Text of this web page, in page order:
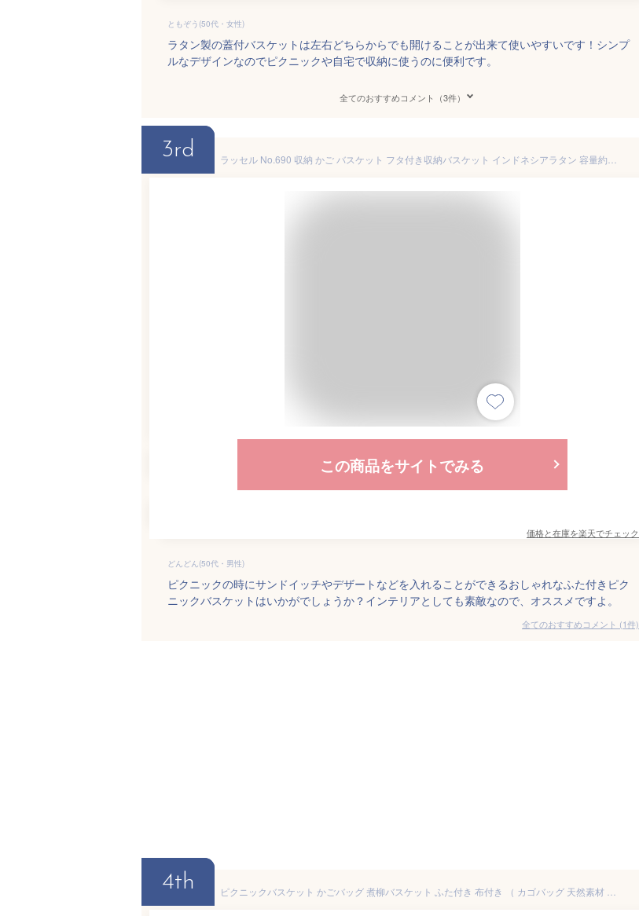
ともぞう(50代・女性)
ラタン製の蓋付バスケットは左右どちらからでも開けることが出来て使いやすいです！シンプ
ルなデザインなのでピクニックや自宅で収納に使うのに便利です。
全てのおすすめコメント（3件）
3rd
この商品をサイトでみる
価格と在庫を楽天でチェック
どんどん(50代・男性)
ピクニックの時にサンドイッチやデザートなどを入れることができるおしゃれなふた付きピク
ニックバスケットはいかがでしょうか？インテリアとしても素敵なので、オススメですよ。
全てのおすすめコメント (1件)
4th